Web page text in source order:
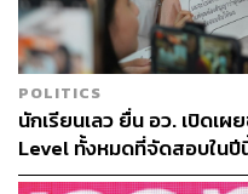
POLITICS
นักเรียนเลว ยื่น อว. เปิดเ
Level ทั้งหมดที่จัดสอบในปี
ข้อสอบพลาด